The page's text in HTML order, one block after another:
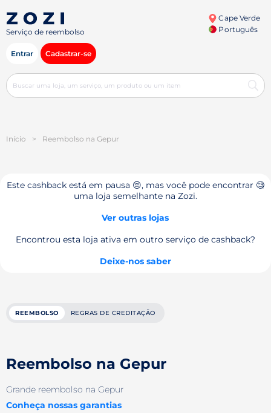
Serviço de reembolso
Cape Verde
Português
Entrar Cadastrar-se
Início > Reembolso na Gepur
Este cashback está em pausa 😔, mas você pode encontrar 🧐
uma loja semelhante na Zozi.
Ver outras lojas
Encontrou esta loja ativa em outro serviço de cashback?
Deixe-nos saber
REEMBOLSO REGRAS DE CREDITAÇÃO
Reembolso na Gepur
Grande reembolso na Gepur
Conheça nossas garantias